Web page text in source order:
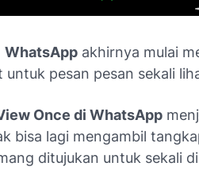
WhatsApp akhirnya mulai
pesan pesan sekali
Once di WhatsApp
bisa lagi mengambil
ditujukan untuk sekali